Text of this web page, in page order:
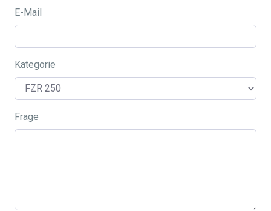
E-Mail
Kategorie
Frage